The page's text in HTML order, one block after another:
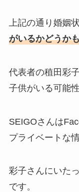
上記の通り婚姻
がいるかどうか
代表者の稙田彩
子供がいる可能
SEIGOさんは
プライベートな
彩子さんにいた
です。